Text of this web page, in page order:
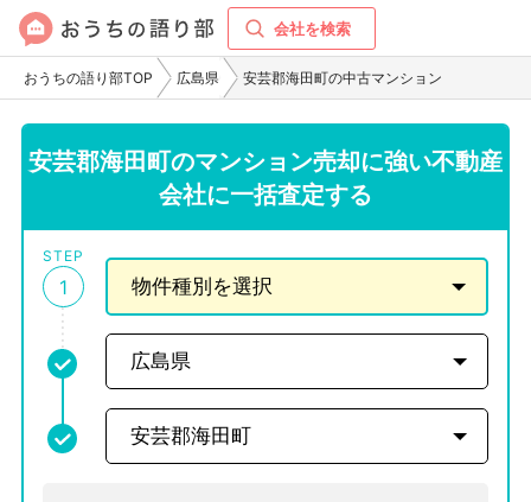
会社を検索
おうちの語り部TOP 広島県 安芸郡海田町の中古マンション
安芸郡海田町のマンション売却に強い不動産
会社に一括査定する
STEP
1